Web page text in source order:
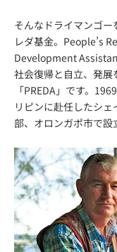
そんなドライマンゴ
レダ基金。People’s
Development
社会復帰と自立、発展
「PREDA」です。
リピンに赴任したシ
部、オロンガポ市で設